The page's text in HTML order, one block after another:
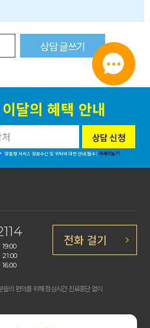
이달의 혜택 안내
맞춤형 서비스 정보수신 및 위탁에 대한 안내[필수] 자세히보기
19:00
21:00
16:00
의 편의를 위해 점심시간 진료중단 없이
전화 걸기